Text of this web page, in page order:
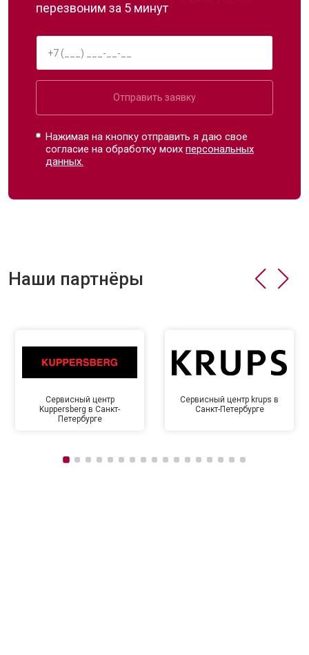
перезвоним за 5 минут
Отправить заявку
Нажимая на кнопку отправить я даю свое
согласие на обработку моихперсональных
данных.
Наши партнёры
Сервисный центр
Kuppersberg в Санкт-
Петербурге
Сервисный центр krups в
Санкт-Петербурге